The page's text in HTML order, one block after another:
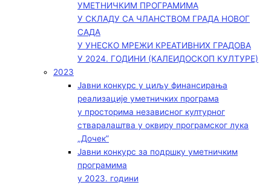
УМЕТНИЧКИМ ПРОГРАМИМА
У СКЛАДУ СА ЧЛАНСТВОМ ГРАДА НОВОГ
САДА
У УНЕСКО МРЕЖИ КРЕАТИВНИХ ГРАДОВА
У 2024. ГОДИНИ (КАЛЕИДОСКОП КУЛТУРЕ)
2023
Јавни конкурс у циљу финансирања
реализације уметничких програма
у просторима независног културног
стваралаштва у оквиру програмског лука
„Дочек”
Јавни конкурс за подршку уметничким
програмима
у 2023. години